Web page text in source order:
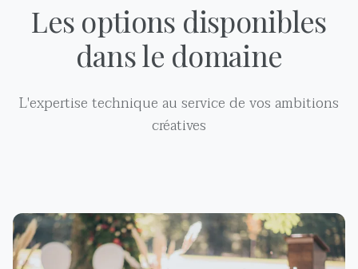
Les options disponibles
dans le domaine
L'expertise technique au service de vos ambitions
créatives